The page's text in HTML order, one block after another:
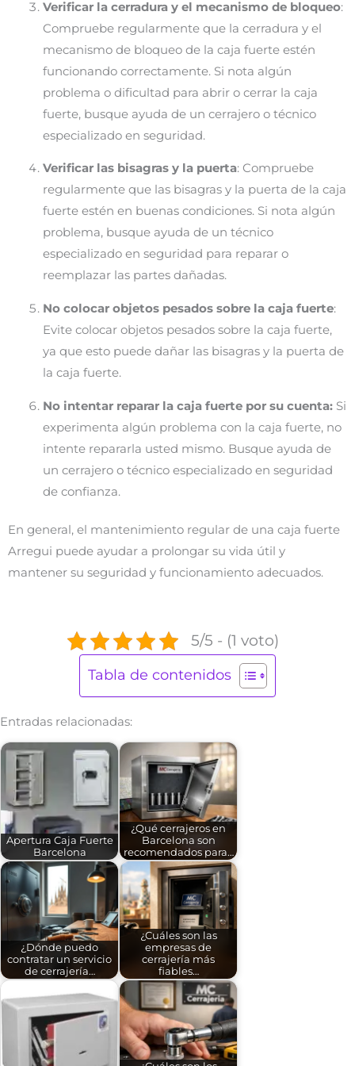
Verificar la cerradura y el mecanismo de bloqueo:
Compruebe regularmente que la cerradura y el
mecanismo de bloqueo de la caja fuerte estén
funcionando correctamente. Si nota algún
problema o dificultad para abrir o cerrar la caja
fuerte, busque ayuda de un cerrajero o técnico
especializado en seguridad.
Verificar las bisagras y la puerta: Compruebe
regularmente que las bisagras y la puerta de la caja
fuerte estén en buenas condiciones. Si nota algún
problema, busque ayuda de un técnico
especializado en seguridad para reparar o
reemplazar las partes dañadas.
No colocar objetos pesados sobre la caja fuerte:
Evite colocar objetos pesados sobre la caja fuerte,
ya que esto puede dañar las bisagras y la puerta de
la caja fuerte.
No intentar reparar la caja fuerte por su cuenta:Si
experimenta algún problema con la caja fuerte, no
intente repararla usted mismo. Busque ayuda de
un cerrajero o técnico especializado en seguridad
de confianza.
En general, el mantenimiento regular de una caja fuerte
Arregui puede ayudar a prolongar su vida útil y
mantener su seguridad y funcionamiento adecuados.
5/5 - (1 voto)
Tabla de contenidos
Entradas relacionadas:
Apertura Caja Fuerte
Barcelona
¿Qué cerrajeros en
Barcelona son
recomendados para…
¿Dónde puedo
contratar un servicio
de cerrajería…
¿Cuáles son las
empresas de
cerrajería más
fiables…